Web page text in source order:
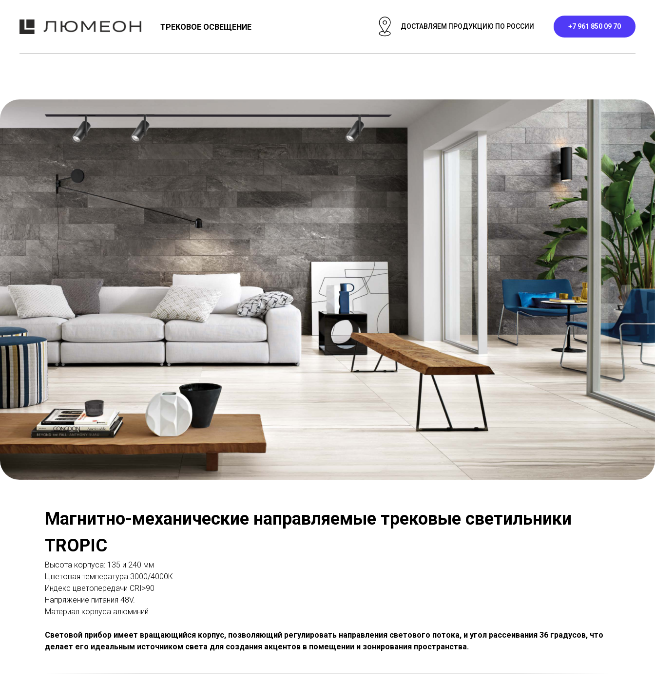
ТРЕКОВОЕ ОСВЕЩЕНИЕ ДОСТАВЛЯЕМ ПРОДУКЦИЮ ПО РОССИИ +7 961 850 09 70
Магнитно-механические направляемые трековые светильники
TROPIC
Высота корпуса: 135 и 240 мм
Цветовая температура 3000/4000К
Индекс цветопередачи СRI>90
Напряжение питания 48V.
Материал корпуса алюминий.
Световой прибор имеет вращающийся корпус, позволяющий регулировать направления светового потока, и угол рассеивания 36 градусов, что
делает его идеальным источником света для создания акцентов в помещении и зонирования пространства.